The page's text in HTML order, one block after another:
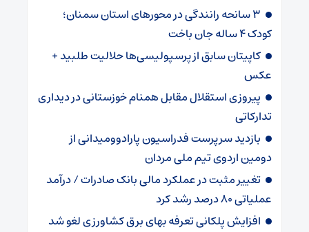
۳ سانحه رانندگی در محورهای استان سمنان؛
کودک ۴ ساله جان باخت
کاپیتان سابق از پرسپولیسی‌ها حلالیت طلبید +
عکس
پیروزی استقلال مقابل همنام خوزستانی در دیداری
تدارکاتی
بازدید سرپرست فدراسیون پارادوومیدانی از
دومین اردوی تیم ملی مردان
تغییر مثبت در عملکرد مالی بانک صادرات / درآمد
عملیاتی ۸۰ درصد رشد کرد
افزایش پلکانی تعرفه بهای برق کشاورزی لغو شد